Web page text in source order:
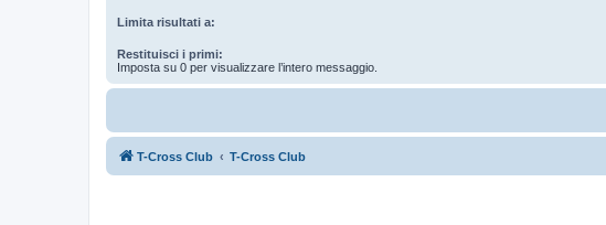
Limita risultati a:
Restituisci i primi:
Imposta su 0 per visualizzare l’intero messaggio.
T-Cross Club T-Cross Club